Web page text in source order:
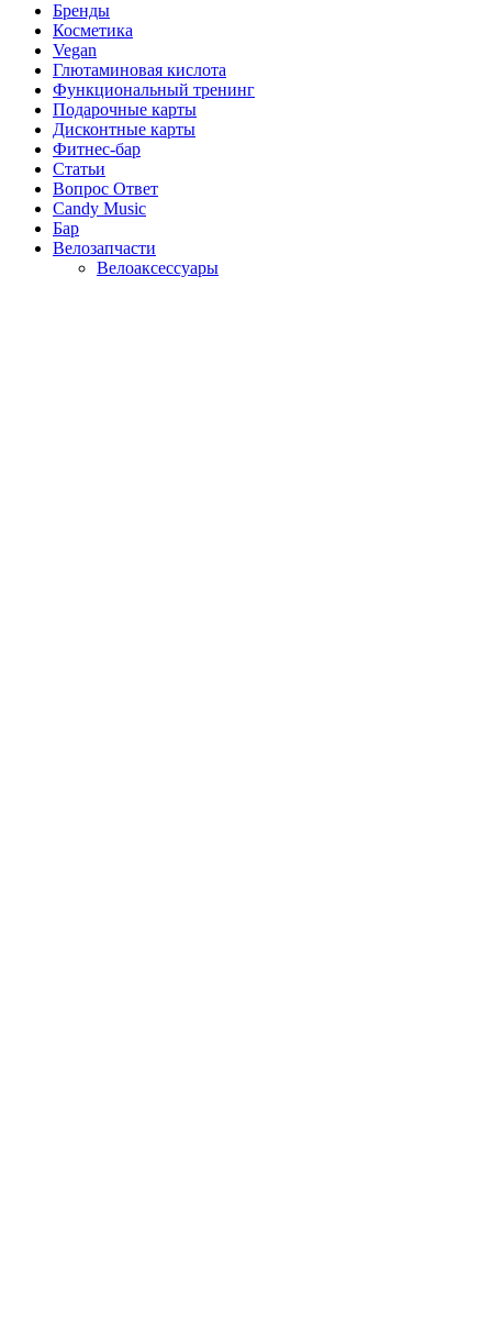
Бренды
Косметика
Vegan
Глютаминовая кислота
Функциональный тренинг
Подарочные карты
Дисконтные карты
Фитнес-бар
Статьи
Вопрос Ответ
Candy Music
Бар
Велозапчасти
Велоаксессуары